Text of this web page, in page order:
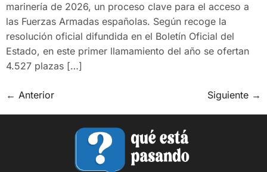
marinería de 2026, un proceso clave para el acceso a
las Fuerzas Armadas españolas. Según recoge la
resolución oficial difundida en el Boletín Oficial del
Estado, en este primer llamamiento del año se ofertan
4.527 plazas […]
← Anterior Siguiente →